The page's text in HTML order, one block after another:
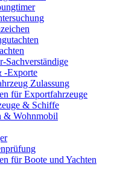
Sachverständige
-Exporte
Zulassung
für Exportfahrzeuge
& Schiffe
& Wohnmobil
für Boote und Yachten